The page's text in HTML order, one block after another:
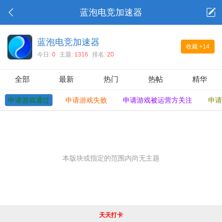
蓝泡电竞加速器
收藏 +14
蓝泡电竞加速器
今日: 0 主题: 1316 排名: 20
全部 最新 热门 热帖 精华
申请游戏通过 申请游戏失败 申请游戏被运营方关注 申
本版块或指定的范围内尚无主题
天天打卡